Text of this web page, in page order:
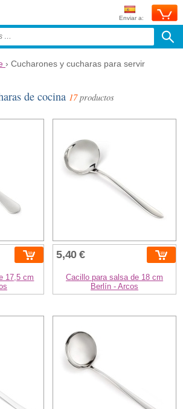
Enviar a:
› Cucharones y cucharas para servir
de cocina 17productos
17,5 cm
5,40 €
Cacillo para salsa de 18 cm
Berlín - Arcos